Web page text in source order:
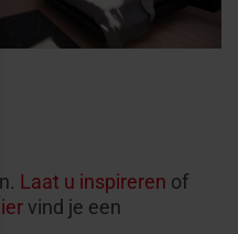
Laat u inspireren of
vind je een